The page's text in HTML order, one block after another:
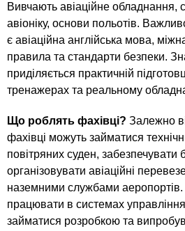
ю
n
t
s
.
i
n
х
з
а
в
е
д
е
н
и
й
MBA
Онлайн
За
Вивчають авіаційне обладнання,
авіоніку, основи польотів.
є авіаційна англійська мова,
правила та стандарти безпеки.
приділяється практичній
тренажерах та реальному
Що роблять фахівці? Залежно
фахівці можуть займатися
повітряних суден, забезпечувати
організовувати авіаційні
наземними службами
працювати в системах
займатися розробкою та